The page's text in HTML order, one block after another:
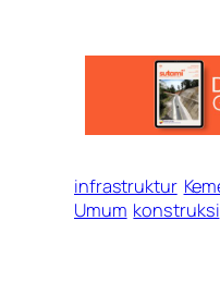
infrastruktur
Umum konstruksi